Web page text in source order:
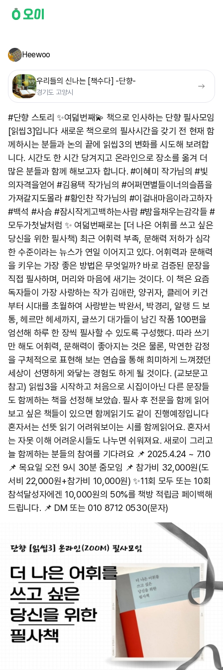
Heewoo
우리들의 신나는 [책수다] -단향-
경기도 고양시
#단향 스토리 ✨️여덟번째💫 책으로 인사하는 단향 필사모임
[읽씹3]입니다 새로운 책으로의 필사시간을 갖기 전 현재 함
께하시는 분들과 논의 끝에 읽씹3의 변화를 시도해 보려합
니다. 시간도 한 시간 당겨지고 온라인으로 장소를 옮겨 더
많은 분들과 함께 해보고자 합니다. #이혜미 작가님의 #빛
의자격을얻어 #김용택 작가님의 #어쩌면별들이너의슬픔을
가져갈지도몰라 #황인찬 작가님의 #이걸내마음이라고하자
#백석 #사슴 #잠시작게고백하는사람 #밤을채우는감각들 #
모두가첫날처럼 ✨️ 여덟번째로는 [더 나은 어휘를 쓰고 싶은
당신을 위한 필사책) 최근 어휘력 부족, 문해력 저하가 심각
한 수준이라는 뉴스가 연일 이어지고 있다. 어휘력과 문해력
을 키우는 가장 좋은 방법은 무엇일까? 바로 검증된 문장을
직접 필사하며, 머리와 마음에 새기는 것이다. 이 책은 요즘
독자들이 가장 사랑하는 작가 김애란, 양귀자, 클레어 키건
부터 시대를 초월하여 사랑받는 박완서, 박경리, 알랭 드 보
통, 헤르만 헤세까지, 글쓰기 대가들이 남긴 작품 100편을
엄선해 하루 한 장씩 필사할 수 있도록 구성했다. 따라 쓰기
만 해도 어휘력, 문해력이 좋아지는 것은 물론, 막연한 감정
을 구체적으로 표현해 보는 연습을 통해 희미하게 느껴졌던
세상이 선명하게 와닿는 경험도 하게 될 것이다. (교보문고
참고) 읽씹3을 시작하고 처음으로 시집이아닌 다른 문장들
도 함께하는 책을 선정해 보았습. 필사 후 전문을 함께 읽어
보고 싶은 책들이 있으면 함께읽기도 같이 진행예정입니다
혼자서는 선뜻 읽기 어려워보이는 시를 함께읽어요. 혼자서
는 자못 이해 어려운시들도 나누면 쉬워져요. 새로이 그리고
늘 함께하는 분들의 참여를 기다려요 📌 2025.4.24 ~ 7.10
📌 목요일 오전 9시 30분 줌모임 📌 참가비 32,000원(도
서비 22,000원+참가비 10,000원) ✨️11회 모두 또는 10회
참석달성자에겐 10,000원의 50%를 책방 적립금 페이백해
드립니다. 📌 DM 또는 010 8712 0530(문자)